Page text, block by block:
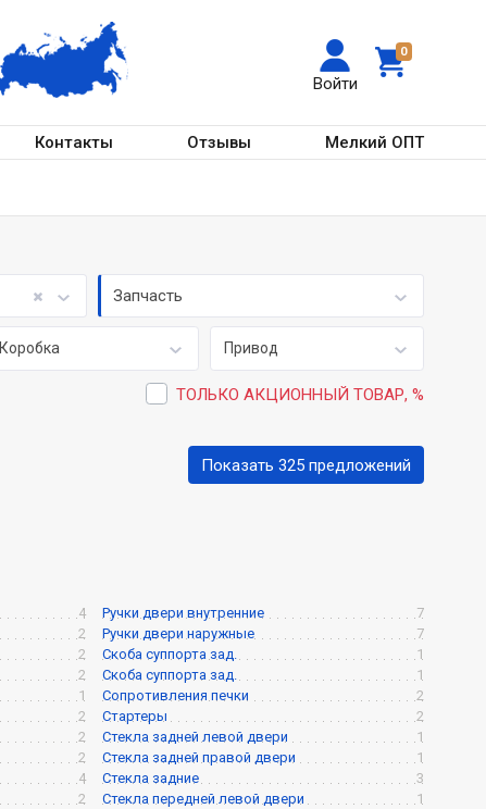
0
Войти
Контакты Отзывы Мелкий ОПТ
Запчасть
Коробка Привод
ТОЛЬКО АКЦИОННЫЙ ТОВАР, %
Показать 325 предложений
4
2
2
2
1
2
2
2
4
2
Ручки двери внутренние
7
Ручки двери наружные
7
Скоба суппорта зад.
1
Скоба суппорта зад.
1
Сопротивления печки
2
Стартеры
2
Стекла задней левой двери
1
Стекла задней правой двери
1
Стекла задние
3
Стекла передней левой двери
1